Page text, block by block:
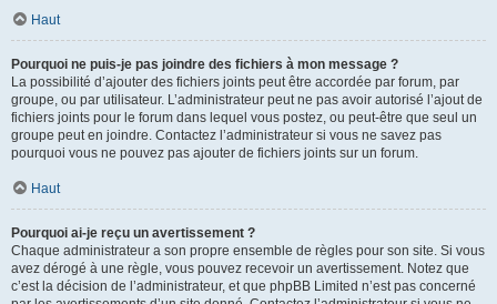
Haut
Pourquoi ne puis-je pas joindre des fichiers à mon message ?
La possibilité d’ajouter des fichiers joints peut être accordée par forum, par
groupe, ou par utilisateur. L’administrateur peut ne pas avoir autorisé l’ajout de
fichiers joints pour le forum dans lequel vous postez, ou peut-être que seul un
groupe peut en joindre. Contactez l’administrateur si vous ne savez pas
pourquoi vous ne pouvez pas ajouter de fichiers joints sur un forum.
Haut
Pourquoi ai-je reçu un avertissement ?
Chaque administrateur a son propre ensemble de règles pour son site. Si vous
avez dérogé à une règle, vous pouvez recevoir un avertissement. Notez que
c’est la décision de l’administrateur, et que phpBB Limited n’est pas concerné